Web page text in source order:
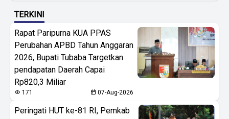
TERKINI
Rapat Paripurna KUA PPAS
Perubahan APBD Tahun Anggaran
2026, Bupati Tubaba Targetkan
pendapatan Daerah Capai
Rp820,3 Miliar
171 07-Aug-2026
Peringati HUT ke-81 RI, Pemkab